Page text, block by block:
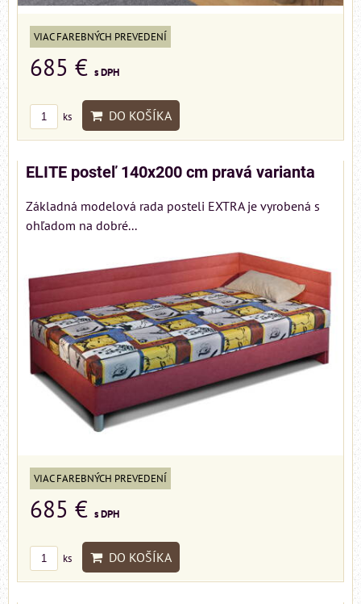
VIAC FAREBNÝCH PREVEDENÍ
685 € s DPH
ks DO KOŠÍKA
ELITE posteľ 140x200 cm pravá varianta
Základná modelová rada posteli EXTRA je vyrobená s
ohľadom na dobré...
VIAC FAREBNÝCH PREVEDENÍ
685 € s DPH
ks DO KOŠÍKA